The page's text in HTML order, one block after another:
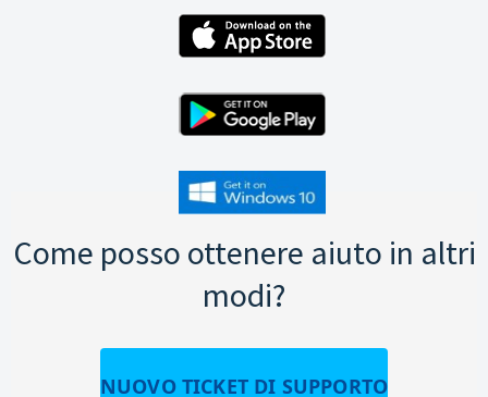
Come posso ottenere aiuto in altri
modi?
NUOVO TICKET DI SUPPORTO